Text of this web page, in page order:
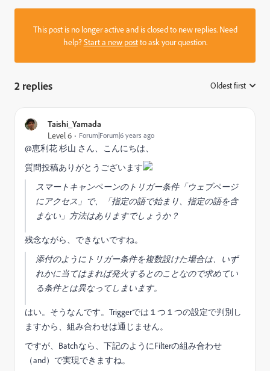
This post is no longer active and is closed to new replies. Need
help?Start a new postto ask your question.
2 replies Oldest first
Taishi_Yamada
Level 6
Forum|Forum|6 years ago
@恵利花 杉山 さん、こんにちは、
質問投稿ありがとうございます
スマートキャンペーンのトリガー条件「ウェブページ
にアクセス」で、「指定の語で始まり、指定の語を含
まない」方法はありますでしょうか？
残念ながら、できないですね。
添付のようにトリガー条件を複数設けた場合は、いず
れかに当てはまれば発火するとのことなので求めてい
る条件とは異なってしまいます。
はい。そうなんです。Triggerでは１つ１つの設定で判別し
ますから、組み合わせは通じません。
ですが、Batchなら、下記のようにFilterの組み合わせ
（and）で実現できますね。